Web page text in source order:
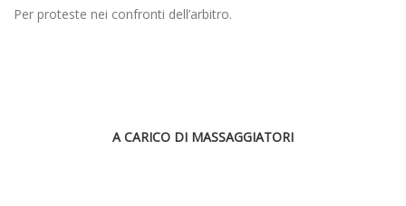
Per proteste nei confronti dell’arbitro.
A CARICO DI MASSAGGIATORI